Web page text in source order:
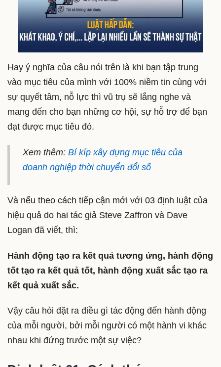
Hay ý nghĩa của câu nói trên là khi bạn tập trung
vào mục tiêu của mình với 100% niềm tin cùng với
sự quyết tâm, nỗ lực thì vũ trụ sẽ lắng nghe và
mang đến cho bạn những cơ hội, sự hỗ trợ để bạn
đạt được mục tiêu đó.
Xem thêm: Bí kíp xây dựng mục tiêu của
doanh nghiệp thời chuyển đổi số
Và nếu theo cách tiếp cận mới với 03 định luật của
hiệu quả do hai tác giả Steve Zaffron và Dave
Logan đã viết, thì:
Hành động tạo ra kết quả tương ứng, hành động
tốt tạo ra kết quả tốt, hành động xuất sắc tạo ra
kết quả xuất sắc.
Vậy câu hỏi đặt ra điều gì tác động đến hành động
của mỗi người, bởi mỗi người có một hành vi khác
nhau khi đứng trước một sự việc?